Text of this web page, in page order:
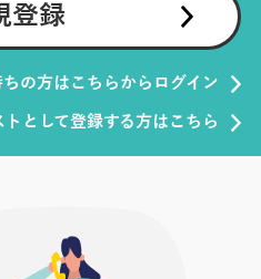
登録
の方はこちらからログイン
トとして登録する方はこちら